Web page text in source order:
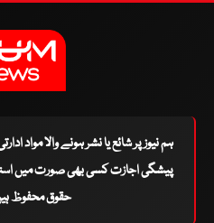
ہم نیوز پر شائع یا نشر ہونے والا مواد
پیشگی اجازت کسی بھی صورت میں
حقوق محفوظ ہیں